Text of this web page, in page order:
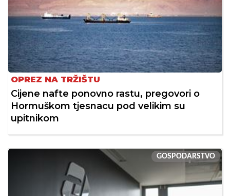
OPREZ NA TRŽIŠTU
Cijene nafte ponovno rastu, pregovori o
Hormuškom tjesnacu pod velikim su
upitnikom
GOSPODARSTVO